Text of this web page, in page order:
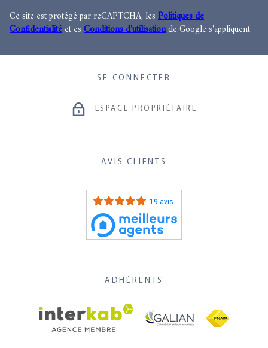
Ce site est protégé par reCAPTCHA, lesPolitiques de
Confidentialitéet esConditions d'utilisationde Google s'appliquent.
SE CONNECTER
ESPACE PROPRIÉTAIRE
AVIS CLIENTS
19 avis
ADHÉRENTS